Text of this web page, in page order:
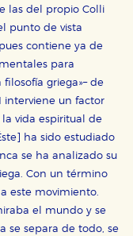
las del propio Colli
punto de vista
contiene ya de
para
griega»– de
interviene un factor
vida espiritual de
ha sido estudiado
se ha analizado su
Con un término
este movimiento.
el mundo y se
se separa de todo, se